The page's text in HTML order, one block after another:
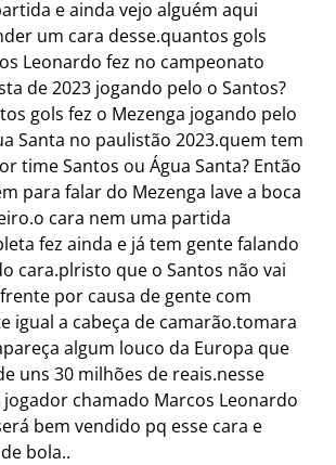
e ainda vejo alguém aqui
um cara desse.quantos gols
Leonardo fez no campeonato
de 2023 jogando pelo o Santos?
gols fez o Mezenga jogando pelo
Santa no paulistão 2023.quem tem
time Santos ou Água Santa? Então
para falar do Mezenga lave a boca
cara nem uma partida
fez ainda e já tem gente falando
cara.plristo que o Santos não vai
por causa de gente com
igual a cabeça de camarão.tomara
algum louco da Europa que
uns 30 milhões de reais.nesse
chamado Marcos Leonardo
bem vendido pq esse cara e
bola..